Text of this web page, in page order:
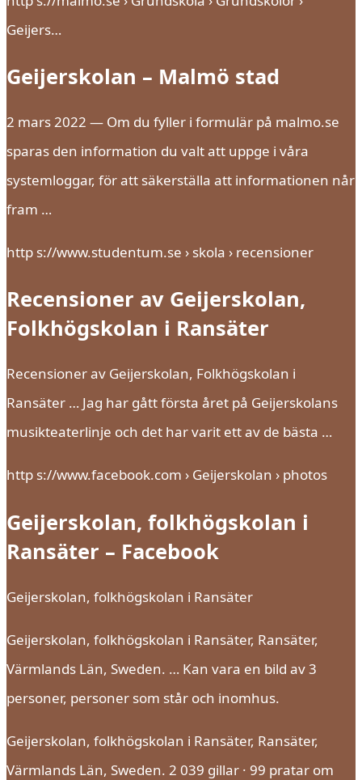
Geijers…
Geijerskolan – Malmö stad
2 mars 2022 — Om du fyller i formulär på malmo.se
sparas den information du valt att uppge i våra
systemloggar, för att säkerställa att informationen når
fram …
http s://www.studentum.se › skola › recensioner
Recensioner av Geijerskolan,
Folkhögskolan i Ransäter
Recensioner av Geijerskolan, Folkhögskolan i
Ransäter … Jag har gått första året på Geijerskolans
musikteaterlinje och det har varit ett av de bästa …
http s://www.facebook.com › Geijerskolan › photos
Geijerskolan, folkhögskolan i
Ransäter – Facebook
Geijerskolan, folkhögskolan i Ransäter
Geijerskolan, folkhögskolan i Ransäter, Ransäter,
Värmlands Län, Sweden. … Kan vara en bild av 3
personer, personer som står och inomhus.
Geijerskolan, folkhögskolan i Ransäter, Ransäter,
Värmlands Län, Sweden. 2 039 gillar · 99 pratar om